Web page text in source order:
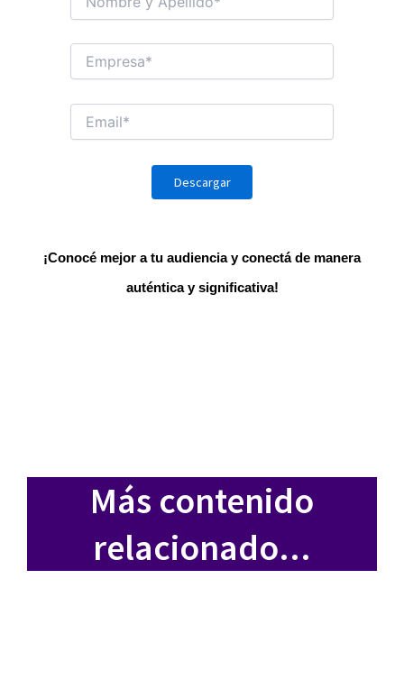
¡Conocé mejor a tu audiencia y conectá de manera
auténtica y significativa!
Más contenido
relacionado...